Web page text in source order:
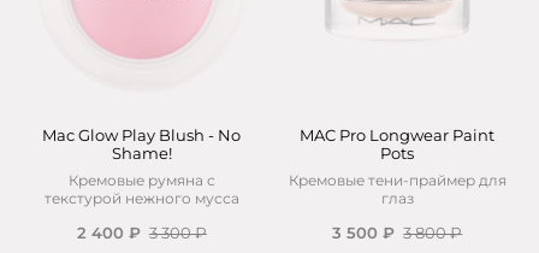
Mac Glow Play Blush - No
Shame!
Кремовые румяна с
текстурой нежного мусса
2 400 ₽ 3 300 ₽
MAC Pro Longwear Paint
Pots
Кремовые тени-праймер для
глаз
3 500 ₽ 3 800 ₽